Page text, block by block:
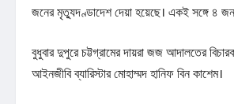
জনের মৃত্যুদণ্ডাদেশ দেয়া হয়েছে। একই সঙ্গে ৪
বুধুবার দুপুরে চট্টগ্রামের দায়রা জজ আদালতের
আইনজীবি ব্যারিস্টার মোহাম্মদ হানিফ বিন কাশেম।